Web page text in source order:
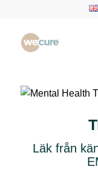
Läk från